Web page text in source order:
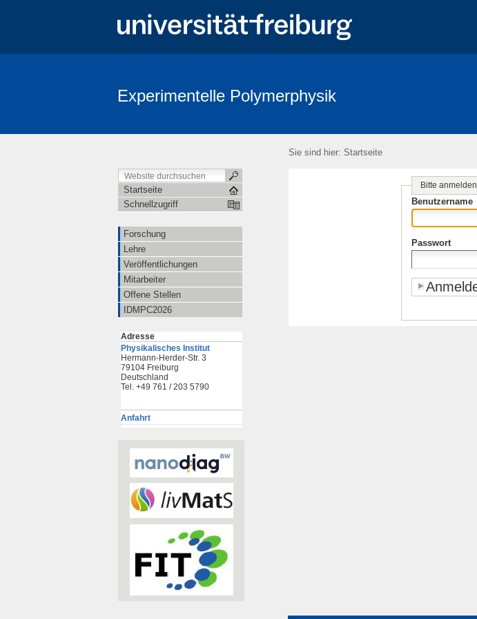
Experimentelle Polymerphysik
Sie sind hier: Startseite
Startseite
Schnellzugriff
Forschung
Lehre
Veröffentlichungen
Mitarbeiter
Offene Stellen
IDMPC2026
Adresse
Physikalisches Institut
Hermann-Herder-Str. 3
79104 Freiburg
Deutschland
Tel. +49 761 / 203 5790
Anfahrt
Bitte anmelden
Benutzername
Passwort